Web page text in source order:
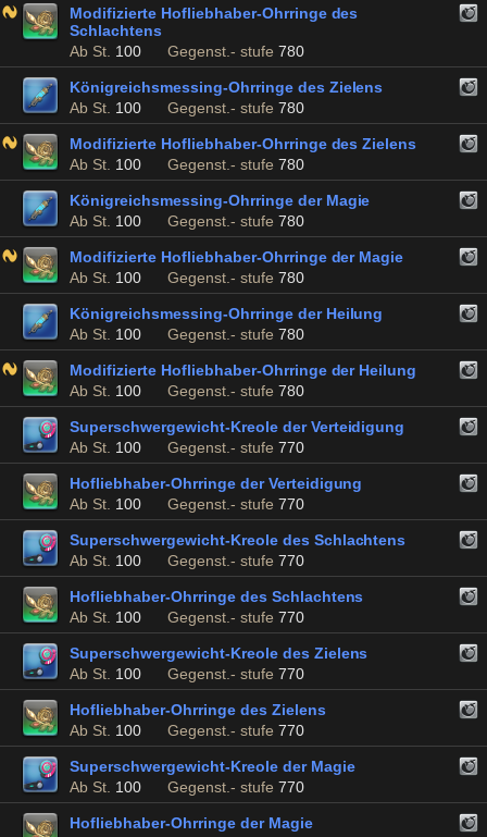
Modifizierte Hofliebhaber-Ohrringe des
Schlachtens
Ab St. 100 Gegenst.- stufe 780
Königreichsmessing-Ohrringe des Zielens
Ab St. 100 Gegenst.- stufe 780
Modifizierte Hofliebhaber-Ohrringe des Zielens
Ab St. 100 Gegenst.- stufe 780
Königreichsmessing-Ohrringe der Magie
Ab St. 100 Gegenst.- stufe 780
Modifizierte Hofliebhaber-Ohrringe der Magie
Ab St. 100 Gegenst.- stufe 780
Königreichsmessing-Ohrringe der Heilung
Ab St. 100 Gegenst.- stufe 780
Modifizierte Hofliebhaber-Ohrringe der Heilung
Ab St. 100 Gegenst.- stufe 780
Superschwergewicht-Kreole der Verteidigung
Ab St. 100 Gegenst.- stufe 770
Hofliebhaber-Ohrringe der Verteidigung
Ab St. 100 Gegenst.- stufe 770
Superschwergewicht-Kreole des Schlachtens
Ab St. 100 Gegenst.- stufe 770
Hofliebhaber-Ohrringe des Schlachtens
Ab St. 100 Gegenst.- stufe 770
Superschwergewicht-Kreole des Zielens
Ab St. 100 Gegenst.- stufe 770
Hofliebhaber-Ohrringe des Zielens
Ab St. 100 Gegenst.- stufe 770
Superschwergewicht-Kreole der Magie
Ab St. 100 Gegenst.- stufe 770
Hofliebhaber-Ohrringe der Magie